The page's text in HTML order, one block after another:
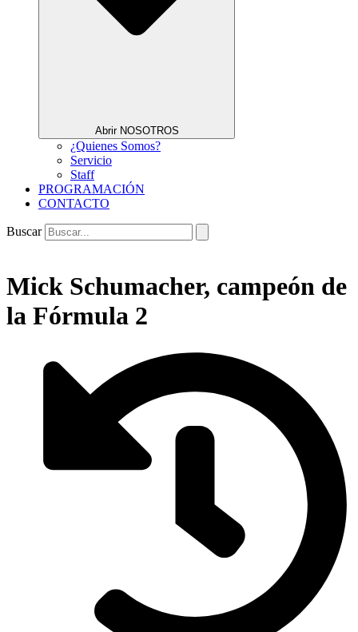
Abrir NOSOTROS
¿Quienes Somos?
Servicio
Staff
PROGRAMACIÓN
CONTACTO
Buscar
Mick Schumacher, campeón de
la Fórmula 2